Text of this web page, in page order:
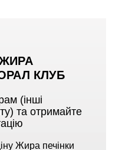
КЛУБ
(інші
та отримайте
Жира печінки